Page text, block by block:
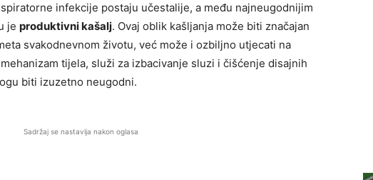
infekcije postaju učestalije, a među najneugodnijim
je produktivni kašalj. Ovaj oblik kašljanja može biti značajan
svakodnevnom životu, već može i ozbiljno utjecati na
tijela, služi za izbacivanje sluzi i čišćenje disajnih
biti izuzetno neugodni.
Sadržaj se nastavlja nakon oglasa